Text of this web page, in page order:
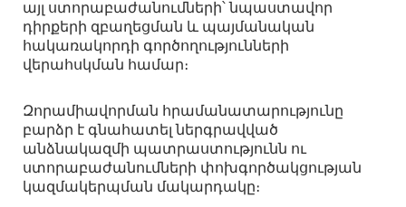
այլ ստորաբաժանումների՝ նպաստավոր
դիրքերի զբաղեցման և պայմանական
հակառակորդի գործողությունների
վերահսկման համար։
Զորամիավորման հրամանատարությունը
բարձր է գնահատել ներգրավված
անձնակազմի պատրաստությունն ու
ստորաբաժանումների փոխգործակցության
կազմակերպման մակարդակը։